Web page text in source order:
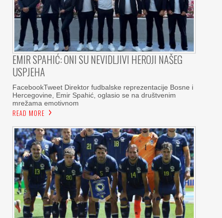
EMIR SPAHIĆ: ONI SU NEVIDLJIVI HEROJI NAŠEG
USPJEHA
FacebookTweet Direktor fudbalske reprezentacije Bosne i
Hercegovine, Emir Spahić, oglasio se na društvenim
mrežama emotivnom
READ MORE